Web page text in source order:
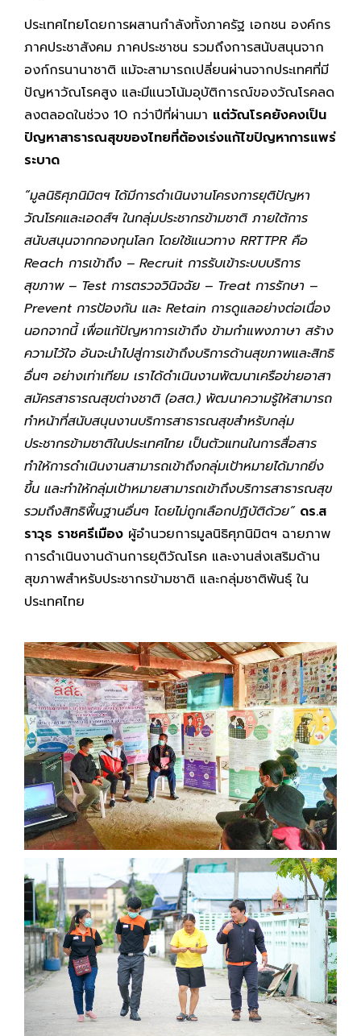
ประเทศไทยโดยการผสานกำลังทั้งภาครัฐ เอกชน องค์กร
ภาคประชาสังคม ภาคประชาชน รวมถึงการสนับสนุนจาก
องก์กรนานาชาติ แม้จะสามารถเปลี่ยนผ่านจากประเทศที่มี
ปัญหาวัณโรคสูง และมีแนวโน้มอุบัติการณ์ของวัณโรคลด
ลงตลอดในช่วง 10 กว่าปีที่ผ่านมา แต่วัณโรคยังคงเป็น
ปัญหาสาธารณสุขของไทยที่ต้องเร่งแก้ไขปัญหาการแพร่
ระบาด
“มูลนิธิศุภนิมิตฯ ได้มีการดำเนินงานโครงการยุติปัญหา
วัณโรคและเอดส์ฯ ในกลุ่มประชากรข้ามชาติ ภายใต้การ
สนับสนุนจากกองทุนโลก โดยใช้แนวทาง RRTTPR คือ
Reach การเข้าถึง – Recruit การรับเข้าระบบบริการ
สุขภาพ – Test การตรวจวินิจฉัย – Treat การรักษา –
Prevent การป้องกัน และ Retain การดูแลอย่างต่อเนื่อง
นอกจากนี้ เพื่อแก้ปัญหาการเข้าถึง ข้ามกำแพงภาษา สร้าง
ความไว้ใจ อันจะนำไปสู่การเข้าถึงบริการด้านสุขภาพและสิทธิ
อื่นๆ อย่างเท่าเทียม เราได้ดำเนินงานพัฒนาเครือข่ายอาสา
สมัครสาธารณสุขต่างชาติ (อสต.) พัฒนาความรู้ให้สามารถ
ทำหน้าที่สนับสนุนงานบริการสาธารณสุขสำหรับกลุ่ม
ประชากรข้ามชาติในประเทศไทย เป็นตัวแทนในการสื่อสาร
ทำให้การดำเนินงานสามารถเข้าถึงกลุ่มเป้าหมายได้มากยิ่ง
ขึ้น และทำให้กลุ่มเป้าหมายสามารถเข้าถึงบริการสาธารณสุข
รวมถึงสิทธิพื้นฐานอื่นๆ โดยไม่ถูกเลือกปฏิบัติด้วย” ดร.ส
ราวุธ ราชศรีเมือง ผู้อำนวยการมูลนิธิศุภนิมิตฯ ฉายภาพ
การดำเนินงานด้านการยุติวัณโรค และงานส่งเสริมด้าน
สุขภาพสำหรับประชากรข้ามชาติ และกลุ่มชาติพันธุ์ ใน
ประเทศไทย